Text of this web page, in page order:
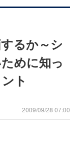
るか～シ
めに知っ
ト
2009/09/28 07:00